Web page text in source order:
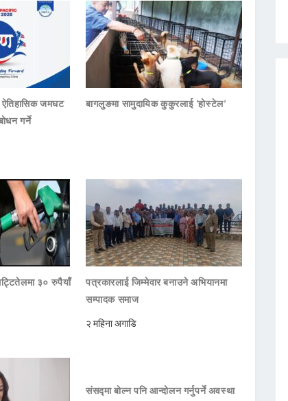
जमघट
गर्ने
बागलुङमा सामुदायिक कुकुरलाई ‘होस्टेल’
३० रुपैयाँ
पत्रकारलाई जिम्मेवार बनाउने अभियानमा
सम्पादक समाज
२ महिना अगाडि
संसद्मा बोल्न पनि आन्दोलन गर्नुपर्ने अवस्था